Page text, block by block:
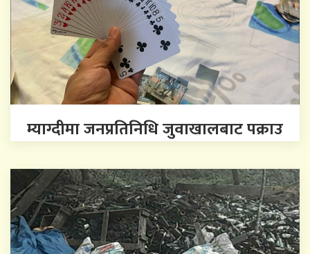
म्याग्दीमा जनप्रतिनिधि जुवाखालबाट पक्राउ